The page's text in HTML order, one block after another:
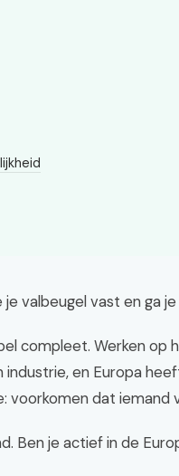
valbeugel vast en ga je
compleet. Werken op
en Europa
voorkomen dat iemand
Ben je actief in de